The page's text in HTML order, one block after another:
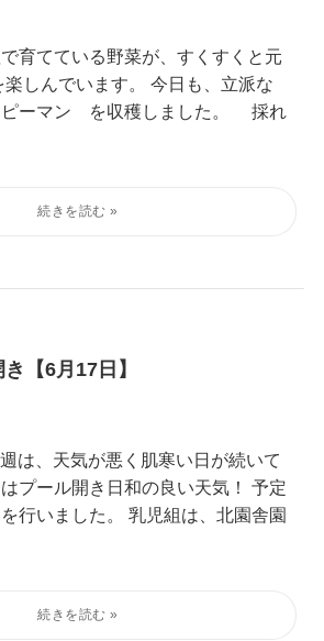
育てている野菜が、すくすくと元
楽しんでいます。 今日も、立派な
ピーマン を収穫しました。 採れ
【6月17日】
は、天気が悪く肌寒い日が続いて
プール開き日和の良い天気！ 予定
行いました。 乳児組は、北園舎園